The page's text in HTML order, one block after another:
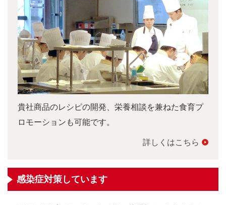
貴社商品のレシピの開発、栄養相談を兼ねた食育プ
ロモーションも可能です。
詳しくはこちら
感染症対策しています